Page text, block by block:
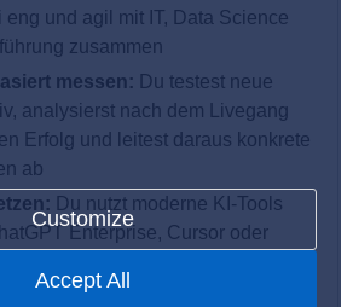
Customize
Accept All
eng und agil mit IT, Data Science
zusammen
messen: Du testest neue
analysierst nach dem Livegang
Erfolg und leitest daraus konkrete
ab
Du nutzt moderne KI-Tools
Enterprise, Cursor oder
Produktideen schneller zu